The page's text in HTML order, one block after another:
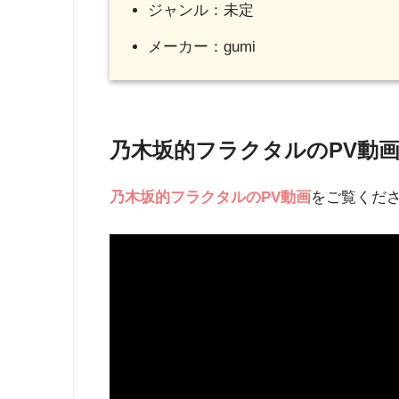
ジャンル：未定
メーカー：gumi
乃木坂的フラクタルのPV動画
乃木坂的フラクタルのPV動画をご覧くださ